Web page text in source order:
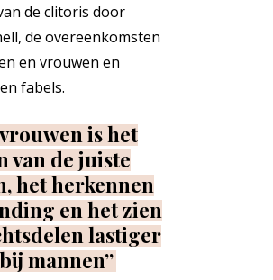
de clitoris door
de overeenkomsten
en vrouwen en
fabels.
is het
van de juiste
het herkennen
en het zien
lastiger
mannen”